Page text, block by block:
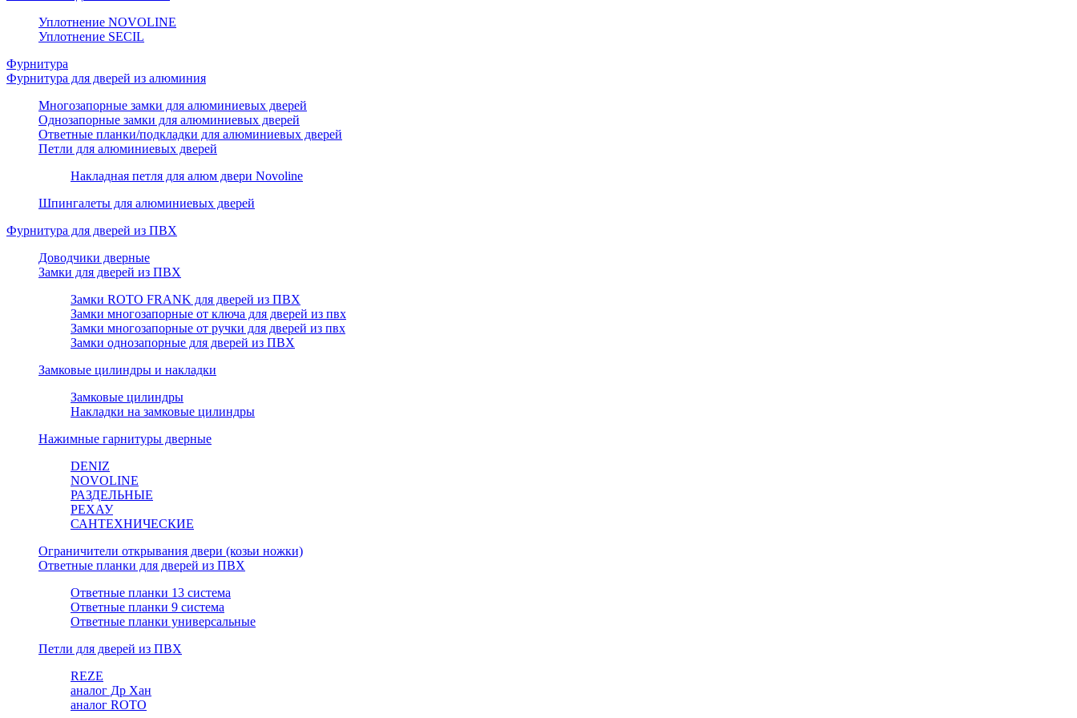
Уплотнение NOVOLINE
Уплотнение SECIL
Фурнитура
Фурнитура для дверей из алюминия
Многозапорные замки для алюминиевых дверей
Однозапорные замки для алюминиевых дверей
Ответные планки/подкладки для алюминиевых дверей
Петли для алюминиевых дверей
Накладная петля для алюм двери Novoline
Шпингалеты для алюминиевых дверей
Фурнитура для дверей из ПВХ
Доводчики дверные
Замки для дверей из ПВХ
Замки ROTO FRANK для дверей из ПВХ
Замки многозапорные от ключа для дверей из пвх
Замки многозапорные от ручки для дверей из пвх
Замки однозапорные для дверей из ПВХ
Замковые цилиндры и накладки
Замковые цилиндры
Накладки на замковые цилиндры
Нажимные гарнитуры дверные
DENIZ
NOVOLINE
РАЗДЕЛЬНЫЕ
РЕХАУ
САНТЕХНИЧЕСКИЕ
Ограничители открывания двери (козьи ножки)
Ответные планки для дверей из ПВХ
Ответные планки 13 система
Ответные планки 9 система
Ответные планки универсальные
Петли для дверей из ПВХ
REZE
аналог Др Хан
аналог ROTO